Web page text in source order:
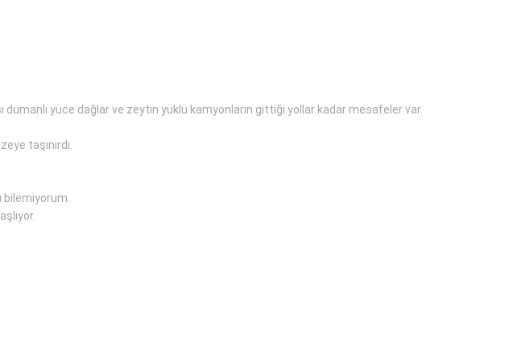
dumanlı yüce dağlar ve zeytin yüklü kamyonların gittiği yollar kadar mesafeler var.
taşınırdı.
bilemiyorum.